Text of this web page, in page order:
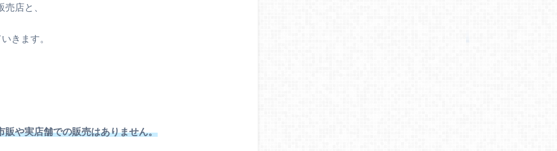
店と、
きます。
販や実店舗での販売はありません。